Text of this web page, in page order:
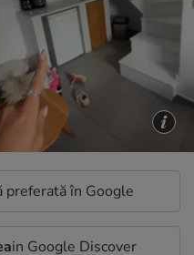
preferată în Google
in Google Discover